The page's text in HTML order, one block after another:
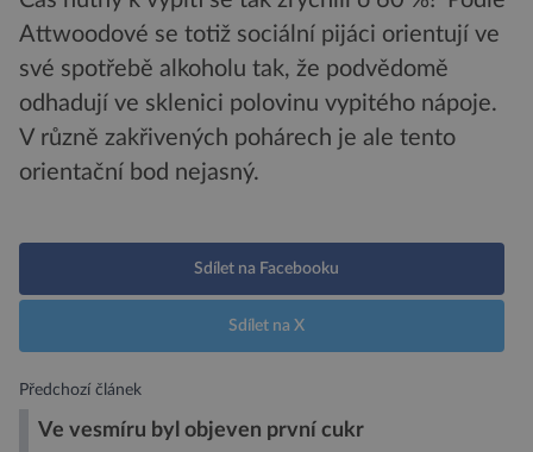
Attwoodové se totiž sociální pijáci orientují ve
své spotřebě alkoholu tak, že podvědomě
odhadují ve sklenici polovinu vypitého nápoje.
V různě zakřivených pohárech je ale tento
orientační bod nejasný.
Sdílet na Facebooku
Sdílet na X
Předchozí článek
Ve vesmíru byl objeven první cukr